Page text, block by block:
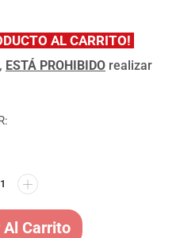
AL CARRITO!
ESTÁ PROHIBIDO realizar
Al Carrito